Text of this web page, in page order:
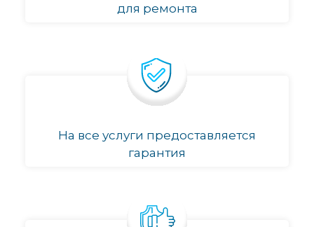
для ремонта
На все услуги предоставляется
гарантия